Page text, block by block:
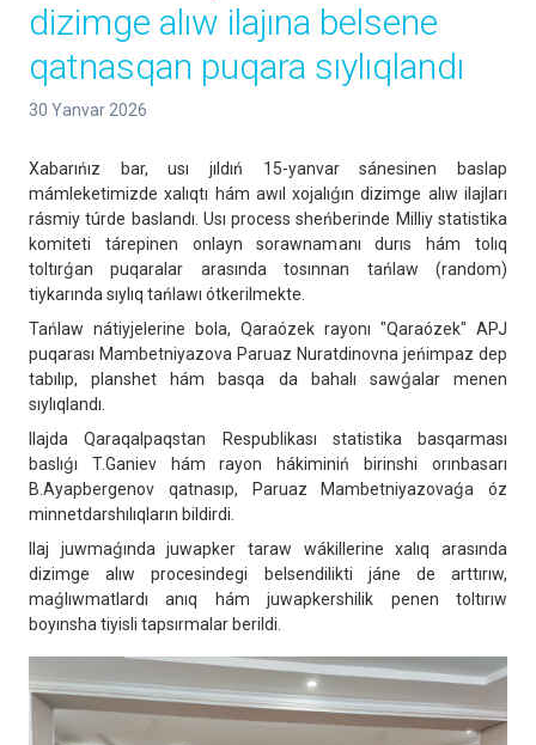
dizimge alıw ilajına belsene
qatnasqan puqara sıylıqlandı
30 Yanvar 2026
Xabarıńız bar, usı jıldıń 15-yanvar sánesinen baslap
mámleketimizde xalıqtı hám awıl xojalıǵın dizimge alıw ilajları
rásmiy túrde baslandı. Usı process sheńberinde Milliy statistika
komiteti tárepinen onlayn sorawnamanı durıs hám tolıq
toltırǵan puqaralar arasında tosınnan tańlaw (random)
tiykarında sıylıq tańlawı ótkerilmekte.
Tańlaw nátiyjelerine bola, Qaraózek rayonı "Qaraózek" APJ
puqarası Mambetniyazova Paruaz Nuratdinovna jeńimpaz dep
tabılıp, planshet hám basqa da bahalı sawǵalar menen
sıylıqlandı.
Ilajda Qaraqalpaqstan Respublikası statistika basqarması
baslıǵı T.Ganiev hám rayon hákiminiń birinshi orınbasarı
B.Ayapbergenov qatnasıp, Paruaz Mambetniyazovaǵa óz
minnetdarshılıqların bildirdi.
Ilaj juwmaǵında juwapker taraw wákillerine xalıq arasında
dizimge alıw procesindegi belsendilikti jáne de arttırıw,
maǵlıwmatlardı anıq hám juwapkershilik penen toltırıw
boyınsha tiyisli tapsırmalar berildi.